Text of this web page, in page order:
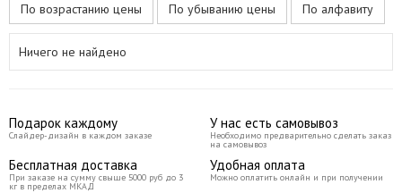
По возрастанию цены По убыванию цены По алфавиту
Ничего не найдено
Подарок каждому
Слайдер-дизайн в каждом заказе
У нас есть самовывоз
Необходимо предварительно сделать заказ
на самовывоз
Бесплатная доставка
При заказе на сумму свыше 5000 руб до 3
кг в пределах МКАД
Удобная оплата
Можно оплатить онлайн и при получении